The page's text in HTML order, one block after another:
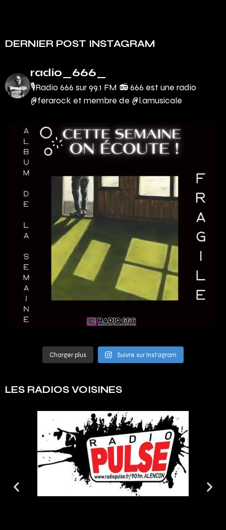
DERNIER POST INSTAGRAM
radio_666_
🎙Radio 666 sur 99.1 FM 📻666 est une radio
@ferarock et membre de @l.amusicale
Charger plus Suivre sur Instagram
LES RADIOS VOISINES